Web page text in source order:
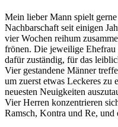
Mein lieber Mann spielt
Nachbarschaft seit einigen
vier Wochen reihum
frönen. Die jeweilige Ehefrau
dafür zuständig, für das
Vier gestandene Männer
um zuerst etwas Leckeres zu
neuesten Neuigkeiten
Vier Herren konzentrieren
Ramsch, Kontra und Re, und